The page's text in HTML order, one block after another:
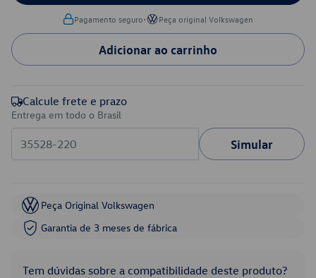
Pagamento seguro• Peça original Volkswagen
Adicionar ao carrinho
Calcule frete e prazo
Entrega em todo o Brasil
Simular
Peça Original Volkswagen
Garantia de 3 meses de fábrica
Tem dúvidas sobre a compatibilidade deste produto?